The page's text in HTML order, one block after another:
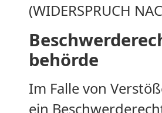
(WIDERSPRUCH
behörde
Im Falle von
ein